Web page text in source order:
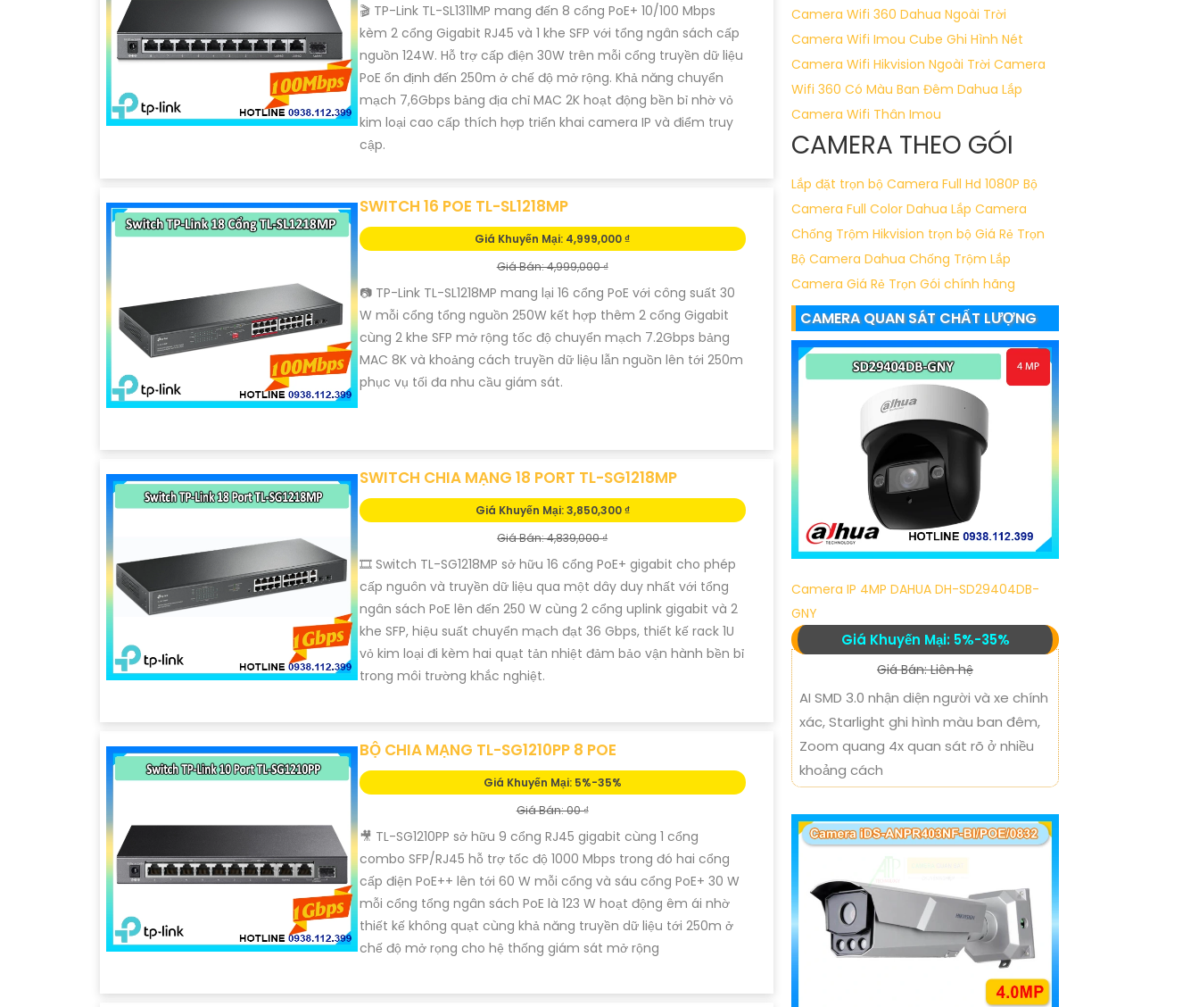
🎬 TP-Link TL-SL1311MP mang đến 8 cổng PoE+ 10/100 Mbps
kèm 2 cổng Gigabit RJ45 và 1 khe SFP với tổng ngân sách cấp
nguồn 124W. Hỗ trợ cấp điện 30W trên mỗi cổng truyền dữ liệu
PoE ổn định đến 250m ở chế độ mở rộng. Khả năng chuyển
mạch 7,6Gbps bảng địa chỉ MAC 2K hoạt động bền bỉ nhờ vỏ
kim loại cao cấp thích hợp triển khai camera IP và điểm truy
cập.
SWITCH 16 POE TL-SL1218MP
Giá Khuyến Mại: 4,999,000 ₫
Giá Bán: 4,999,000 ₫
📷 TP-Link TL-SL1218MP mang lại 16 cổng PoE với công suất 30
W mỗi cổng tổng nguồn 250W kết hợp thêm 2 cổng Gigabit
cùng 2 khe SFP mở rộng tốc độ chuyển mạch 7.2Gbps bảng
MAC 8K và khoảng cách truyền dữ liệu lẫn nguồn lên tới 250m
phục vụ tối đa nhu cầu giám sát.
SWITCH CHIA MẠNG 18 PORT TL-SG1218MP
Giá Khuyến Mại: 3,850,300 ₫
Giá Bán: 4,839,000 ₫
🎞 Switch TL-SG1218MP sở hữu 16 cổng PoE+ gigabit cho phép
cấp nguôn và truyền dữ liệu qua một dây duy nhất với tổng
ngân sách PoE lên đến 250 W cùng 2 cổng uplink gigabit và 2
khe SFP, hiệu suất chuyển mạch đạt 36 Gbps, thiết kế rack 1U
vỏ kim loại đi kèm hai quạt tản nhiệt đảm bảo vận hành bền bỉ
trong môi trường khắc nghiệt.
BỘ CHIA MẠNG TL-SG1210PP 8 POE
Giá Khuyến Mại: 5%-35%
Giá Bán: 00 ₫
🎥 TL-SG1210PP sở hữu 9 cổng RJ45 gigabit cùng 1 cổng
combo SFP/RJ45 hỗ trợ tốc độ 1000 Mbps trong đó hai cổng
cấp điện PoE++ lên tới 60 W mỗi cổng và sáu cổng PoE+ 30 W
mỗi cổng tổng ngân sách PoE là 123 W hoạt động êm ái nhờ
thiết kế không quạt cùng khả năng truyền dữ liệu tới 250m ở
chế độ mở rọng cho hệ thống giám sát mở rộng
Camera Wifi 360 Dahua Ngoài Trời
Camera Wifi Imou Cube Ghi Hình Nét
Camera Wifi Hikvision Ngoài Trời Camera
Wifi 360 Có Màu Ban Đêm Dahua Lắp
Camera Wifi Thân Imou
CAMERA THEO GÓI
Lắp đặt trọn bộ Camera Full Hd 1080P Bộ
Camera Full Color Dahua Lắp Camera
Chống Trộm Hikvision trọn bộ Giá Rẻ Trọn
Bộ Camera Dahua Chống Trộm Lắp
Camera Giá Rẻ Trọn Gói chính hãng
CAMERA QUAN SÁT CHẤT LƯỢNG
Camera IP 4MP DAHUA DH-SD29404DB-
GNY
Giá Khuyến Mại: 5%-35%
Giá Bán: Liên hệ
AI SMD 3.0 nhận diện người và xe chính
xác, Starlight ghi hình màu ban đêm,
Zoom quang 4x quan sát rõ ở nhiều
khoảng cách